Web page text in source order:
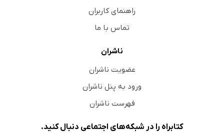
راهنمای کاربران
تماس با ما
ناشران
عضویت ناشران
ورود به پنل ناشران
فهرست ناشران
کتابراه را در شبکه‌های اجتماعی دنبال کنید.